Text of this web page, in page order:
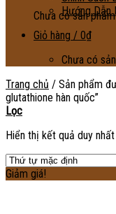
Chưa có sảnHướng Dẫn
Giỏ hàng / 0₫
Chưa có
Trang chủ / Sản phẩm
glutathione hàn quốc”
Lọc
Hiển thị kết quả duy nhất
Giảm giá!